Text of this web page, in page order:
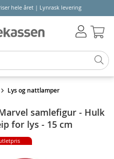
hele året | Lynrask levering
Lys og nattlamper
samlefigur - Hulk
for lys - 15 cm